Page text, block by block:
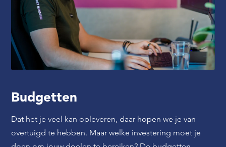
Budgetten
Dat het je veel kan opleveren, daar hopen we je van
overtuigd te hebben. Maar welke investering moet je